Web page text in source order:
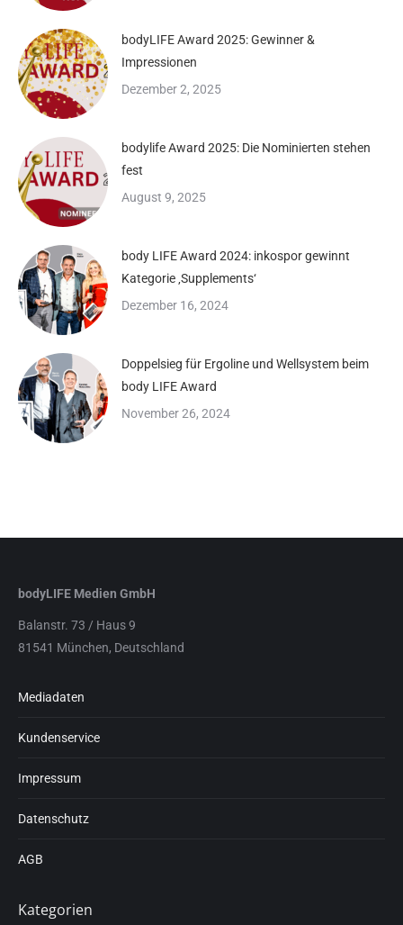
bodyLIFE Award 2025: Gewinner &
Impressionen
Dezember 2, 2025
bodylife Award 2025: Die Nominierten stehen
fest
August 9, 2025
body LIFE Award 2024: inkospor gewinnt
Kategorie ‚Supplements‘
Dezember 16, 2024
Doppelsieg für Ergoline und Wellsystem beim
body LIFE Award
November 26, 2024
bodyLIFE Medien GmbH
Balanstr. 73 / Haus 9
81541 München, Deutschland
Mediadaten
Kundenservice
Impressum
Datenschutz
AGB
Kategorien